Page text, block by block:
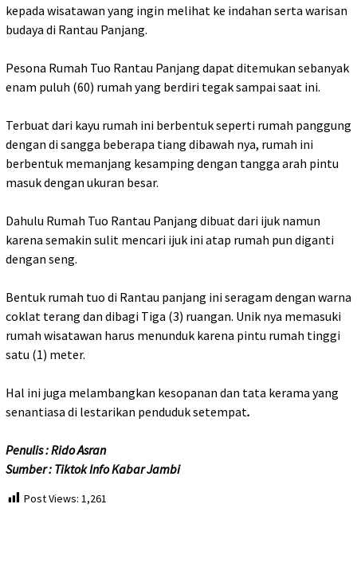
kepada wisatawan yang ingin melihat ke indahan serta warisan
budaya di Rantau Panjang.
Pesona Rumah Tuo Rantau Panjang dapat ditemukan sebanyak
enam puluh (60) rumah yang berdiri tegak sampai saat ini.
Terbuat dari kayu rumah ini berbentuk seperti rumah panggung
dengan di sangga beberapa tiang dibawah nya, rumah ini
berbentuk memanjang kesamping dengan tangga arah pintu
masuk dengan ukuran besar.
Dahulu Rumah Tuo Rantau Panjang dibuat dari ijuk namun
karena semakin sulit mencari ijuk ini atap rumah pun diganti
dengan seng.
Bentuk rumah tuo di Rantau panjang ini seragam dengan warna
coklat terang dan dibagi Tiga (3) ruangan. Unik nya memasuki
rumah wisatawan harus menunduk karena pintu rumah tinggi
satu (1) meter.
Hal ini juga melambangkan kesopanan dan tata kerama yang
senantiasa di lestarikan penduduk setempat.
Penulis : Rido Asran
Sumber : TiktokInfoKabar Jambi
Post Views: 1,261